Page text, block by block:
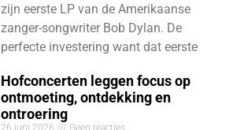
zijn eerste LP van de Amerikaanse
zanger-songwriter Bob Dylan. De
perfecte investering want dat eerste
Hofconcerten leggen focus op
ontmoeting, ontdekking en
ontroering
26 juni 2026 Geen reacties